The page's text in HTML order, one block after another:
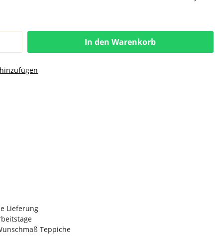
In den Warenkorb
Lieferung
Teppiche